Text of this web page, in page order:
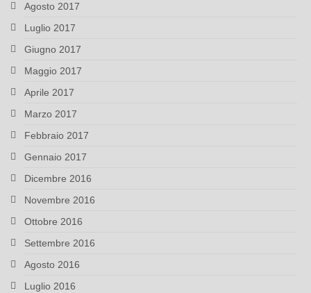
Agosto 2017
Luglio 2017
Giugno 2017
Maggio 2017
Aprile 2017
Marzo 2017
Febbraio 2017
Gennaio 2017
Dicembre 2016
Novembre 2016
Ottobre 2016
Settembre 2016
Agosto 2016
Luglio 2016